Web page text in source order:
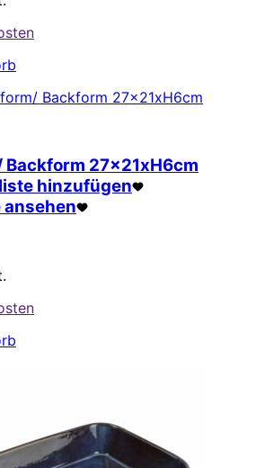
27x21xH6cm
hinzufügen